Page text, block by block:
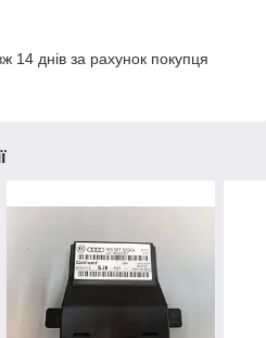
14 днів за рахунок покупця